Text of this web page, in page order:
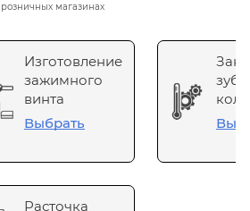
розничных магазинах
Изготовление
зажимного
винта
Выбрать
Расточка